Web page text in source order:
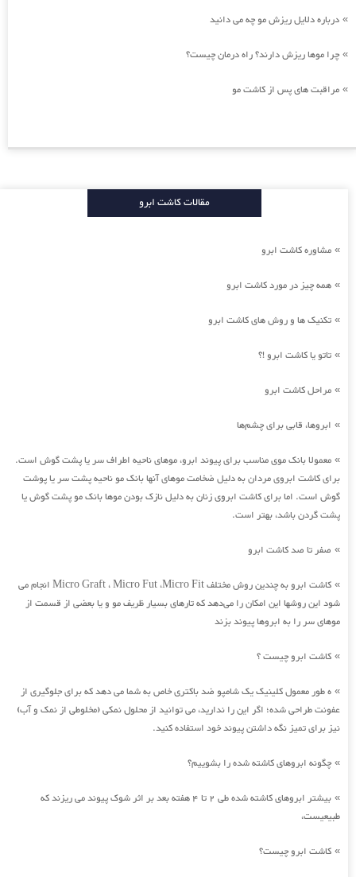
» درباره دلایل ریزش مو چه می دانید
» چرا موها ریزش دارند؟ راه درمان چیست؟
» مراقبت های پس از کاشت مو
مقالات کاشت ابرو
» مشاوره کاشت ابرو
» همه چیز در مورد کاشت ابرو
» تکنیک ها و روش های کاشت ابرو
» تاتو یا کاشت ابرو !؟
» مراحل کاشت ابرو
» ابروها، قابی برای چشم‌ها
» معمولا بانک موی مناسب برای پیوند ابرو، موهای ناحیه اطراف سر یا پشت گوش است.
برای کاشت ابروی مردان به دلیل ضخامت موهای آنها بانک مو ناحیه پشت سر یا پوشت
گوش است. اما برای کاشت ابروی زنان به دلیل نازک بودن موها بانک مو پشت گوش یا
پشت گردن باشد، بهتر است.
» صفر تا صد کاشت ابرو
»
کاشت ابرو به چندین روش مختلف Micro Graft ، Micro Fut ،Micro Fit انجام می
شود این روشها این امکان را می‌دهد که تارهای بسیار ظریف مو و یا بعضی از قسمت از
موهای سر را به ابروها پیوند بزند
» کاشت ابرو چیست ؟
» ه طور معمول کلینیک یک شامپو ضد باکتری خاص به شما می دهد که برای جلوگیری از
عفونت طراحی شده؛ اگر این را ندارید، می توانید از محلول نمکی (مخلوطی از نمک و آب)
نیز برای تمیز نگه داشتن پیوند خود استفاده کنید.
» چگونه ابروهای کاشته شده را بشوییم؟
»
بیشتر ابروهای کاشته شده طی 2 تا 4 هفته بعد بر اثر شوک پیوند می ریزند که
طبیعیست،
» کاشت ابرو چیست؟